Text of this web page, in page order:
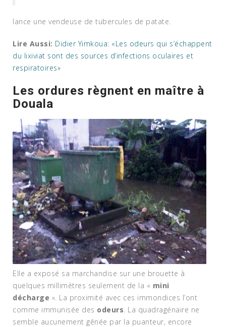
lance une vendeuse de tubercules de patate.
Lire Aussi: Didier Yimkoua: «Les odeurs qui s’échappent
du lixiviat sont des sources d’infections oculaires et
respiratoires»
Les ordures règnent en maître à
Douala
Elle a exposé sa marchandise sur une brouette à
quelques millimètres seulement de la « mini
décharge ». La proximité avec ces immondices l’ont
comme immunisée des odeurs. La quadragénaire ne
semble aucunement gênée par la puanteur, encore